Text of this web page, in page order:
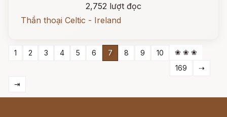
2,752 lượt đọc
Thần thoại Celtic - Ireland
1 2 3 4 5 6 7 8 9 10
❀ ❀ ❀
169
⇢
⇥